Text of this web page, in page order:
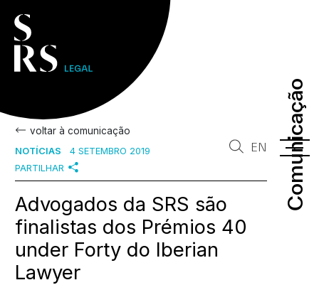
Comunicação
Comunicação
EN
voltar à comunicação
NOTÍCIAS
4 SETEMBRO 2019
PARTILHAR
Advogados da SRS são
finalistas dos Prémios 40
under Forty do Iberian
Lawyer